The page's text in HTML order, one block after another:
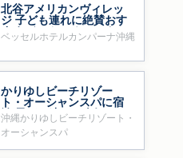
北谷アメリカンヴィレッ
ジ 子ども連れに絶賛おす
すめ ベッセルホテルカン
パーナ沖縄
ベッセルホテルカンパーナ沖縄
かりゆしビーチリゾー
ト・オーシャンスパに宿
泊 子ども連れに人気
沖縄かりゆしビーチリゾート・
オーシャンスパ